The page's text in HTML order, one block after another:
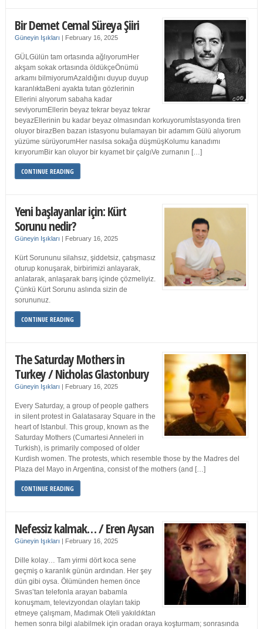
Bir Demet Cemal Süreya Şiiri
Güneyin Işıkları | February 16, 2025
GÜLGülün tam ortasında ağlıyorumHer
akşam sokak ortasında öldükçeÖnümü
arkamı bilmiyorumAzaldığını duyup duyup
karanlıktaBeni ayakta tutan gözlerinin
Ellerini alıyorum sabaha kadar
seviyorumEllerin beyaz tekrar beyaz tekrar
beyazEllerinin bu kadar beyaz olmasından korkuyorumİstasyonda tiren
oluyor birazBen bazan istasyonu bulamayan bir adamım Gülü alıyorum
yüzüme sürüyorumHer nasılsa sokağa düşmüşKolumu kanadımı
kırıyorumBir kan oluyor bir kıyamet bir çalgıVe zurnanın […]
CONTINUE READING
Yeni başlayanlar için: Kürt
Sorunu nedir?
Güneyin Işıkları | February 16, 2025
Kürt Sorununu silahsız, şiddetsiz, çatışmasız
oturup konuşarak, birbirimizi anlayarak,
anlatarak, anlaşarak barış içinde çözmeliyiz.
Çünkü Kürt Sorunu aslında sizin de
sorununuz.
CONTINUE READING
The Saturday Mothers in
Turkey / Nicholas Glastonbury
Güneyin Işıkları | February 16, 2025
Every Saturday, a group of people gathers
in silent protest in Galatasaray Square in the
heart of Istanbul. This group, known as the
Saturday Mothers (Cumartesi Anneleri in
Turkish), is primarily composed of older
Kurdish women. The protests, which resemble those by the Madres del
Plaza del Mayo in Argentina, consist of the mothers (and […]
CONTINUE READING
Nefessiz kalmak… / Eren Aysan
Güneyin Işıkları | February 16, 2025
Dille kolay… Tam yirmi dört koca sene
geçmiş o karanlık günün ardından. Her şey
dün gibi oysa. Ölümünden hemen önce
Sıvas’tan telefonla arayan babamla
konuşmam, televizyondan olayları takip
etmeye çalışmam, Madımak Oteli yakıldıktan
hemen sonra bilgi alabilmek için oradan oraya koşturmam; sonrasında